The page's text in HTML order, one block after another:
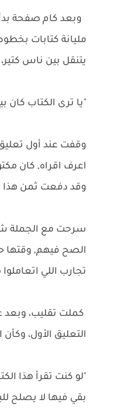
وبعد كام صفحة
مليانة كتابات
يتنقل بين ناس
"يا ترى الكتاب
وقفت عند أول
اعرف اقراه, كان
وقد دفعت ثمن هذا
سرحت مع الجملة
الصح فيهم, وقتها
تجارب اللي
كملت تقليب، وبعد
التعليق الأول،
"لو كنت تقرأ هذا
بقي فيها لا يصلح